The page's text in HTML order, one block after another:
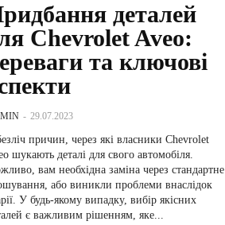
деталей
Chevrolet Aveo:
та ключові
- 29.07.2023
причин, через які власники Chevrolet
шукають деталі для свого автомобіля.
вам необхідна заміна через стандартне
або виникли проблеми внаслідок
У будь-якому випадку, вибір якісних
є важливим рішенням, яке...